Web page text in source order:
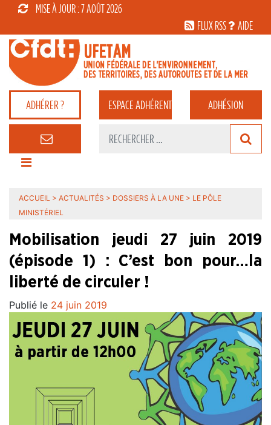
MISE À JOUR : 7 AOÛT 2026
FLUX RSS
AIDE
ADHÉRER ? ESPACEADHÉRENT ADHÉSION
ACCUEIL > ACTUALITÉS > DOSSIERS À LA UNE > LE PÔLE
MINISTÉRIEL
Mobilisation jeudi 27 juin 2019
(épisode 1) : C’est bon pour…la
liberté de circuler !
Publié le 24 juin 2019